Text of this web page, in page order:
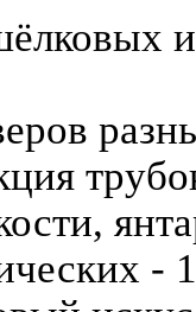
-